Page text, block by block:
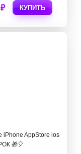
КУПИТЬ
iPhone AppStore ios
🎁🎈